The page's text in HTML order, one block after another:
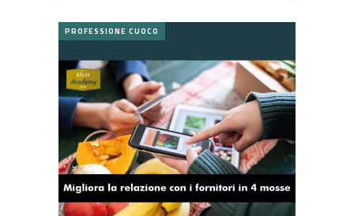
PROFESSIONE CUOCO